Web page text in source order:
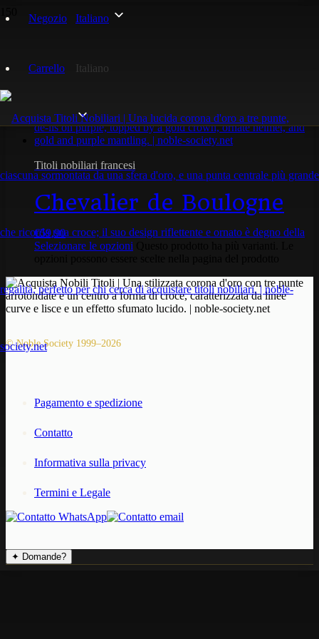
Negozio
Carrello
Italiano
Italiano
Visualizzazione del risultato
Titoli nobiliari francesi
Chevalier de Boulogne
€59,90
Selezionare le opzioni
© Noble Society 1999–2026
Pagamento e spedizione
Contatto
Informativa sulla privacy
Termini e Legale
✦ Domande?